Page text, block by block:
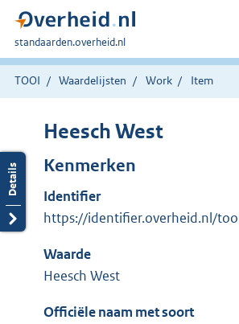
U
bent
hier:
standaarden.overheid.nl
TOOI Waardelijsten Work Item
Heesch West
Kenmerken
Identifier
https://identifier.overheid.nl/
Waarde
Heesch West
Officiële naam met soort